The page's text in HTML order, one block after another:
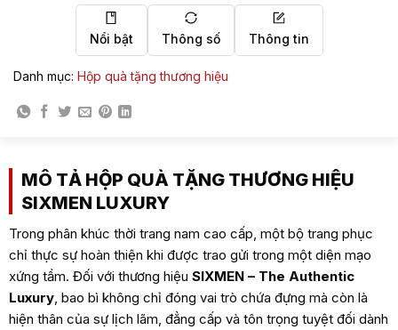
Nổi bật Thông số Thông tin
Danh mục: Hộp quà tặng thương hiệu
MÔ TẢ HỘP QUÀ TẶNG THƯƠNG HIỆU
SIXMEN LUXURY
Trong phân khúc thời trang nam cao cấp, một bộ trang phục
chỉ thực sự hoàn thiện khi được trao gửi trong một diện mạo
xứng tầm. Đối với thương hiệu SIXMEN – The Authentic
Luxury, bao bì không chỉ đóng vai trò chứa đựng mà còn là
hiện thân của sự lịch lãm, đẳng cấp và tôn trọng tuyệt đối dành